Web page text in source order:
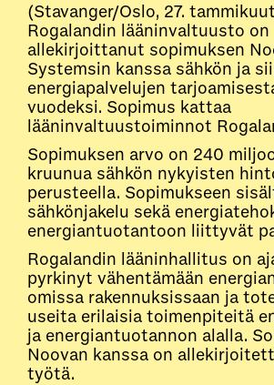
(Stavanger/Oslo, 27.
Rogalandin lääninvaltuusto on
allekirjoittanut sopimuksen
Systemsin kanssa sähkön ja
energiapalvelujen
vuodeksi. Sopimus kattaa
lääninvaltuustoiminnot
Sopimuksen arvo on 240
kruunua sähkön nykyisten
perusteella. Sopimukseen
sähkönjakelu sekä
energiantuotantoon liittyvät
Rogalandin lääninhallitus on
pyrkinyt vähentämään
omissa rakennuksissaan ja
useita erilaisia toimenpiteitä
ja energiantuotannon alalla.
Noovan kanssa on
työtä.